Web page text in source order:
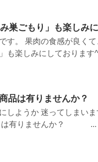
巣ごもり」も楽しみ
す。 果肉の食感が良く
も楽しみにしております
品は有りませんか？
しようか 迷ってしまい
）は有りませんか？ ...